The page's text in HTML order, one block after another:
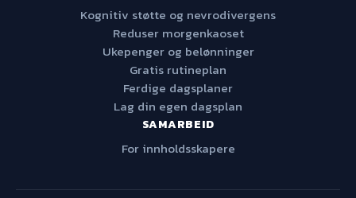
Kognitiv støtte og nevrodivergens
Reduser morgenkaoset
Ukepenger og belønninger
Gratis rutineplan
Ferdige dagsplaner
Lag din egen dagsplan
SAMARBEID
For innholdsskapere